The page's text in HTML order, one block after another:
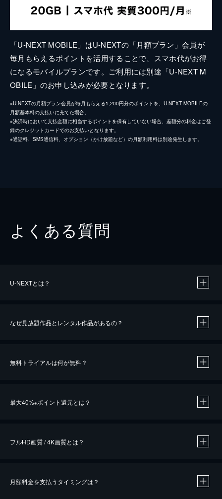
「U-NEXT MOBILE」はU-NEXTの「月額プラン」会員が
毎月もらえるポイントを活用することで、スマホ代がお得
になるモバイルプランです。ご利用には別途「U-NEXT M
OBILE」のお申し込みが必要となります。
※U-NEXTの月額プラン会員が毎月もらえる1,200円分のポイントを、U-NEXT MOBILEの
月額基本料の支払いに充てた場合。
※決済時において支払金額に相当するポイントを保有していない場合、差額分の料金はご登
録のクレジットカードでのお支払いとなります。
※通話料、SMS通信料、オプション（かけ放題など）の月額利用料は別途発生します。
よくある質問
U-NEXTとは？
なぜ見放題作品とレンタル作品があるの？
無料トライアルは何が無料？
最大40%※ポイント還元とは？
※40％ポイント還元の対象は、クレジットカード決済による作品の購入 / レンタルです。
フルHD画質 / 4K画質とは？
月額料金を支払うタイミングは？